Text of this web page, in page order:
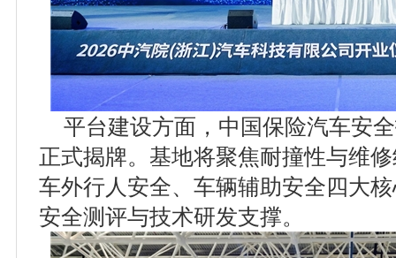
平台建设方面，中国保险汽车安
正式揭牌。基地将聚焦耐撞性与维
车外行人安全、车辆辅助安全四大
安全测评与技术研发支撑。